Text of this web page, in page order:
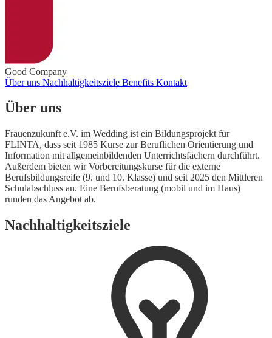
Good Company
Über uns Nachhaltigkeitsziele Benefits Kontakt
Über uns
Frauenzukunft e.V. im Wedding ist ein Bildungsprojekt für
FLINTA, dass seit 1985 Kurse zur Beruflichen Orientierung und
Information mit allgemeinbildenden Unterrichtsfächern durchführt.
Außerdem bieten wir Vorbereitungskurse für die externe
Berufsbildungsreife (9. und 10. Klasse) und seit 2025 den Mittleren
Schulabschluss an. Eine Berufsberatung (mobil und im Haus)
runden das Angebot ab.
Nachhaltigkeitsziele